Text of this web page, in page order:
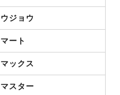
ジョウ
ート
ックス
スター